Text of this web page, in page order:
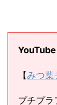
YouTube
【みつ葉
プチプラ